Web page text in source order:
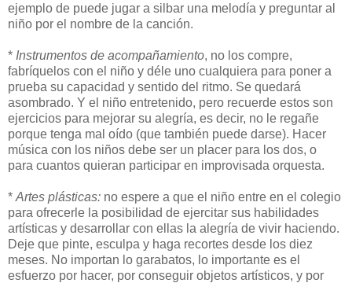
ejemplo de puede jugar a silbar una melodía y preguntar al
niño por el nombre de la canción.
* Instrumentos de acompañamiento, no los compre,
fabríquelos con el niño y déle uno cualquiera para poner a
prueba su capacidad y sentido del ritmo. Se quedará
asombrado. Y el niño entretenido, pero recuerde estos son
ejercicios para mejorar su alegría, es decir, no le regañe
porque tenga mal oído (que también puede darse). Hacer
música con los niños debe ser un placer para los dos, o
para cuantos quieran participar en improvisada orquesta.
* Artes plásticas: no espere a que el niño entre en el colegio
para ofrecerle la posibilidad de ejercitar sus habilidades
artísticas y desarrollar con ellas la alegría de vivir haciendo.
Deje que pinte, esculpa y haga recortes desde los diez
meses. No importan lo garabatos, lo importante es el
esfuerzo por hacer, por conseguir objetos artísticos, y por